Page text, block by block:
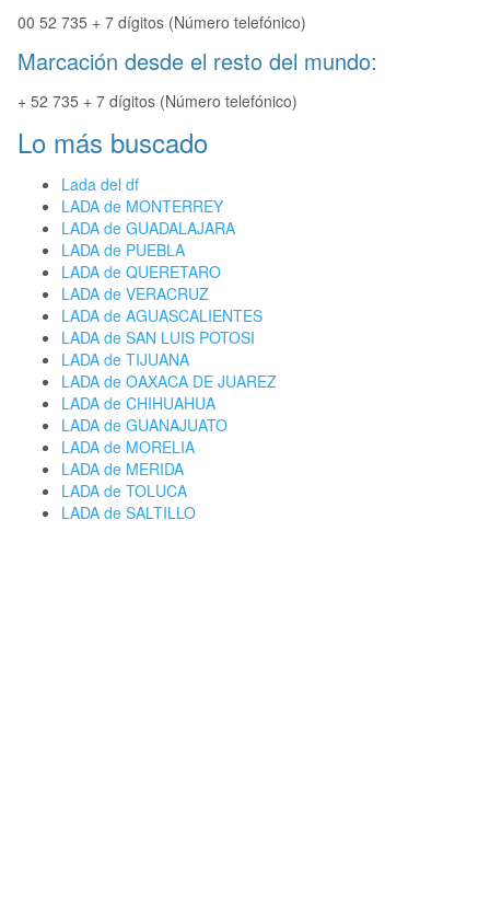
00 52 735 + 7 dígitos (Número telefónico)
Marcación desde el resto del mundo:
+ 52 735 + 7 dígitos (Número telefónico)
Lo más buscado
Lada del df
LADA de MONTERREY
LADA de GUADALAJARA
LADA de PUEBLA
LADA de QUERETARO
LADA de VERACRUZ
LADA de AGUASCALIENTES
LADA de SAN LUIS POTOSI
LADA de TIJUANA
LADA de OAXACA DE JUAREZ
LADA de CHIHUAHUA
LADA de GUANAJUATO
LADA de MORELIA
LADA de MERIDA
LADA de TOLUCA
LADA de SALTILLO